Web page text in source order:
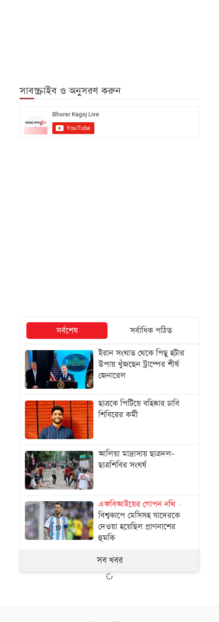
সাবস্ক্রাইব ও অনুসরণ করুন
সর্বশেষ
সর্বাধিক পঠিত
ইরান সংঘাত থেকে পিছু হটার
উপায় খুঁজছেন ট্রাম্পের শীর্ষ
জেনারেল
ছাত্রকে পিটিয়ে বহিষ্কার ঢাবি
শিবিরের কর্মী
আলিয়া মাদ্রাসায় ছাত্রদল-
ছাত্রশিবির সংঘর্ষ
এফবিআইয়ের গোপন নথি
বিশ্বকাপে মেসিসহ যাদেরকে
দেওয়া হয়েছিল প্রাণনাশের
হুমকি
সব খবর